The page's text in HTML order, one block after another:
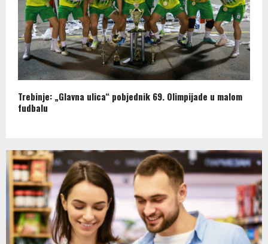
Trebinje: „Glavna ulica“ pobjednik 69. Olimpijade u malom
fudbalu